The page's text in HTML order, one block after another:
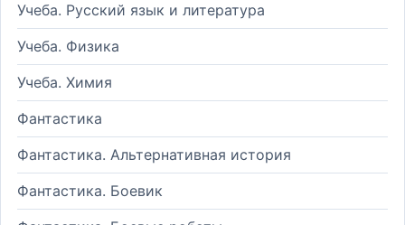
Учеба. Русский язык и литература
Учеба. Физика
Учеба. Химия
Фантастика
Фантастика. Альтернативная история
Фантастика. Боевик